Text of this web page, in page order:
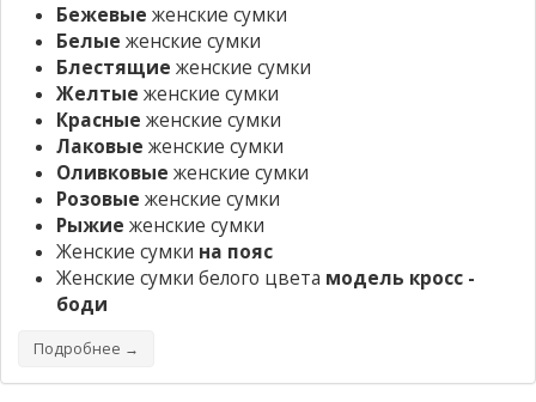
Бежевые женские сумки
Белые женские сумки
Блестящие женские сумки
Желтые женские сумки
Красные женские сумки
Лаковые женские сумки
Оливковые женские сумки
Розовые женские сумки
Рыжие женские сумки
Женские сумки на пояс
Женские сумки белого цвета модель кросс -
боди
Подробнее →